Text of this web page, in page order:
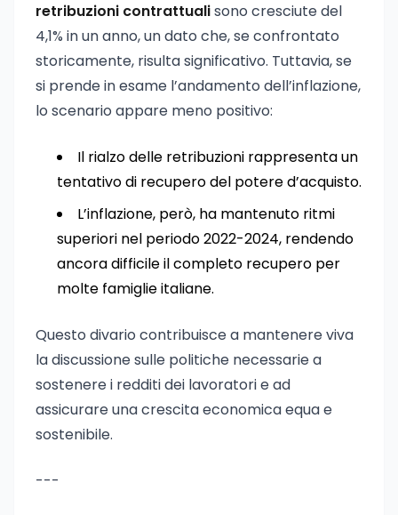
retribuzioni contrattualisono cresciute del
4,1% in un anno, un dato che, se confrontato
storicamente, risulta significativo. Tuttavia, se
si prende in esame l’andamento dell’inflazione,
lo scenario appare meno positivo:
Il rialzo delle retribuzioni rappresenta un
tentativo di recupero del potere d’acquisto.
L’inflazione, però, ha mantenuto ritmi
superiori nel periodo 2022-2024, rendendo
ancora difficile il completo recupero per
molte famiglie italiane.
Questo divario contribuisce a mantenere viva
la discussione sulle politiche necessarie a
sostenere i redditi dei lavoratori e ad
assicurare una crescita economica equa e
sostenibile.
---